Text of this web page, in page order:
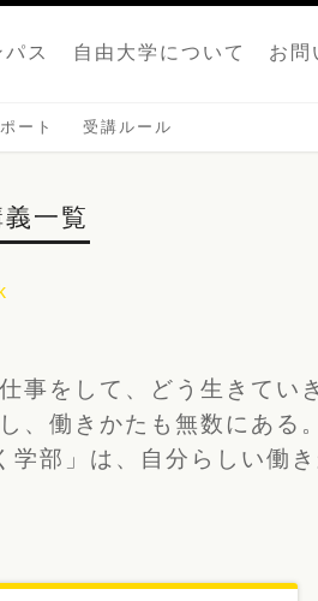
ス 自由大学について お問
ート 受講ルール
一覧
事をして、どう生きてい
、働きかたも無数にある
部」は、自分らしい働き